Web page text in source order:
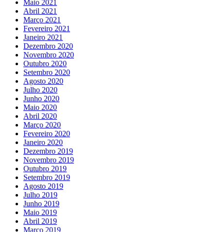
Maio 2021
Abril 2021
Março 2021
Fevereiro 2021
Janeiro 2021
Dezembro 2020
Novembro 2020
Outubro 2020
Setembro 2020
Agosto 2020
Julho 2020
Junho 2020
Maio 2020
Abril 2020
Março 2020
Fevereiro 2020
Janeiro 2020
Dezembro 2019
Novembro 2019
Outubro 2019
Setembro 2019
Agosto 2019
Julho 2019
Junho 2019
Maio 2019
Abril 2019
Março 2019